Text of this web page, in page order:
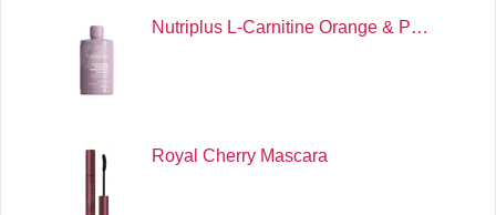
Nutriplus L-Carnitine Orange & P…
Royal Cherry Mascara